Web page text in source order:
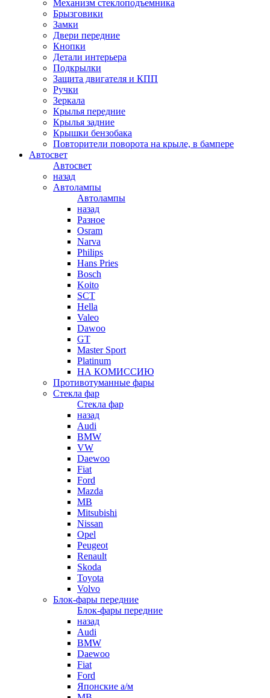
Механизм стеклоподъемника
Брызговики
Замки
Двери передние
Кнопки
Детали интерьера
Подкрылки
Защита двигателя и КПП
Ручки
Зеркала
Крылья передние
Крылья задние
Крышки бензобака
Повторители поворота на крыле, в бампере
Автосвет
Автосвет
назад
Автолампы
Автолампы
назад
Разное
Osram
Narva
Philips
Hans Pries
Bosch
Koito
SCT
Hella
Valeo
Dawoo
GT
Master Sport
Platinum
НА КОМИССИЮ
Противотуманные фары
Стекла фар
Стекла фар
назад
Audi
BMW
VW
Daewoo
Fiat
Ford
Mazda
MB
Mitsubishi
Nissan
Opel
Peugeot
Renault
Skoda
Toyota
Volvo
Блок-фары передние
Блок-фары передние
назад
Audi
BMW
Daewoo
Fiat
Ford
Японские а/м